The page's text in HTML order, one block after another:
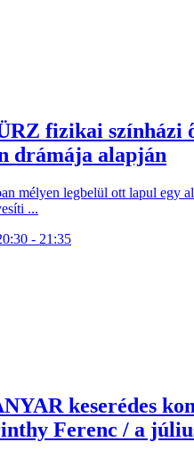
fizikai színházi
drámája alapján
mélyen legbelül ott lapul egy
...
- 21:35
keserédes
Ferenc / a